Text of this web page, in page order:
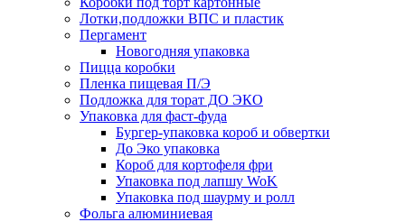
Лотки,подложки ВПС и пластик
Пергамент
Новогодняя упаковка
Пицца коробки
Пленка пищевая П/Э
Подложка для торат ДО ЭКО
Упаковка для фаст-фуда
Бургер-упаковка короб и обвертки
До Эко упаковка
Короб для кортофеля фри
Упаковка под лапшу WoK
Упаковка под шаурму и ролл
Фольга алюминиевая